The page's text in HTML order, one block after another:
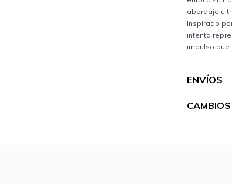
abordaje
Inspirado
intenta
ENVÍOS
CAMBIOS